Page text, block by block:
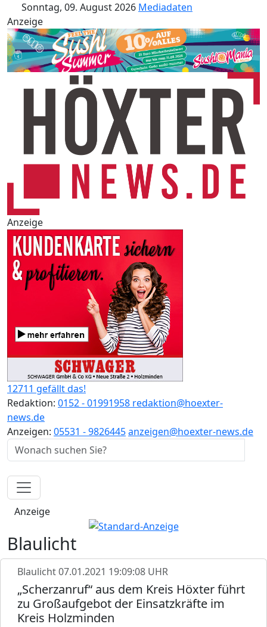
Sonntag, 09. August 2026 Mediadaten
Anzeige
Anzeige
12711 gefällt das!
Redaktion: 0152 - 01991958 redaktion@hoexter-
news.de
Anzeigen: 05531 - 9826445anzeigen@hoexter-news.de
Anzeige
Blaulicht
Blaulicht07.01.2021 19:09:08 UHR
„Scherzanruf“ aus dem Kreis Höxter führt
zu Großaufgebot der Einsatzkräfte im
Kreis Holzminden